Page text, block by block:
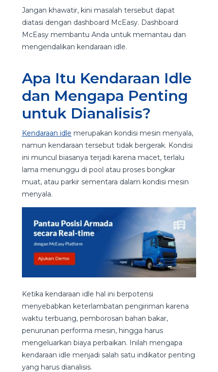
Jangan khawatir, kini masalah tersebut dapat
diatasi dengan dashboard McEasy. Dashboard
McEasy membantu Anda untuk memantau dan
mengendalikan kendaraan idle.
Apa Itu Kendaraan Idle
dan Mengapa Penting
untuk Dianalisis?
Kendaraan idle merupakan kondisi mesin menyala,
namun kendaraan tersebut tidak bergerak. Kondisi
ini muncul biasanya terjadi karena macet, terlalu
lama menunggu di pool atau proses bongkar
muat, atau parkir sementara dalam kondisi mesin
menyala.
Ketika kendaraan idle hal ini berpotensi
menyebabkan keterlambatan pengiriman karena
waktu terbuang, pemborosan bahan bakar,
penurunan performa mesin, hingga harus
mengeluarkan biaya perbaikan. Inilah mengapa
kendaraan idle menjadi salah satu indikator penting
yang harus dianalisis.